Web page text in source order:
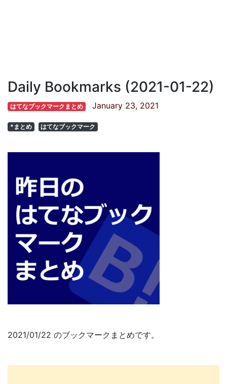
Daily Bookmarks (2021-01-22)
はてなブックマークまとめ January 23, 2021
*まとめ はてなブックマーク
2021/01/22 のブックマークまとめです。